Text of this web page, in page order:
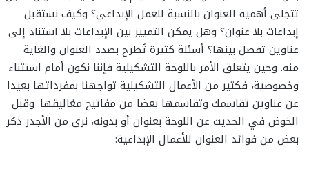
تتجلى أهمية العنوان بالنسبة للعمل الإبداعي؟ وكيف نستقبل
إبداعات بلا عنوان؟ وهل يمكن التمييز بين الإبداعات بلا استناد إلى
عناوين تفصل بينها؟ أسئلة كثيرة تُطرح بصدد العنوان والغاية
منه. وحين يتعلق الأمر باللوحة التشكيلية فإننا نكون أمام استثناء
وخصوصية، فكثير من الأعمال التشكيلية تواجهنا بمفرداتها بعيدا
عن عناوين تقاسمك وتقاسمها بعضا من مفاتيح مغاليقها. وقبل
الخوض في الحديث عن اللوحة بعنوان أو بدونه، نرى من الأجدر ذكر
بعض من فوائد العنوان للأعمال الإبداعية: